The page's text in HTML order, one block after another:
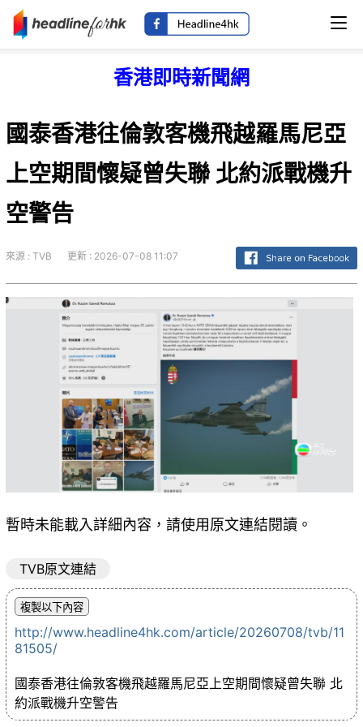
香港即時新聞網
國泰香港往倫敦客機飛越羅馬尼亞
上空期間懷疑曾失聯 北約派戰機升
空警告
來源 : TVB 更新 : 2026-07-08 11:07
暫時未能載入詳細內容，請使用原文連結閱讀。
TVB原文連結
http://www.headline4hk.com/article/20260708/tvb/11
81505/
國泰香港往倫敦客機飛越羅馬尼亞上空期間懷疑曾失聯 北
約派戰機升空警告